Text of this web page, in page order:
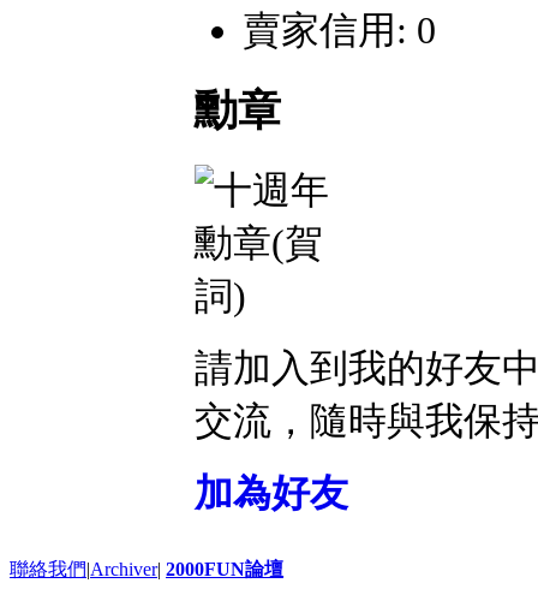
賣家信用: 0
勳章
請加入到我的好友
交流，隨時與我保
加為好友
聯絡我們|Archiver| 2000FUN論壇